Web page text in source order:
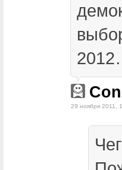
29 ноября 2011,